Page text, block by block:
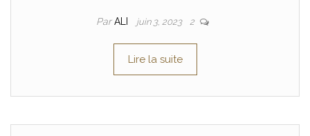
ParALI juin 3, 2023 2
Lire la suite